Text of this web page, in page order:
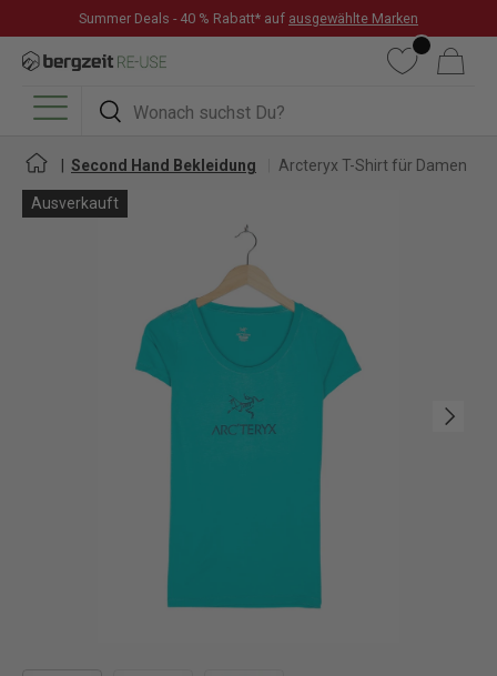
DIREKT ZUM INHALT
Summer Deals - 40 % Rabatt* auf ausgewählte Marken
Suchen
Suchen
WunschlisteWarenkorb
Menü
Second Hand Bekleidung Arcteryx T-Shirt für Damen
Ausverkauft
Nächste